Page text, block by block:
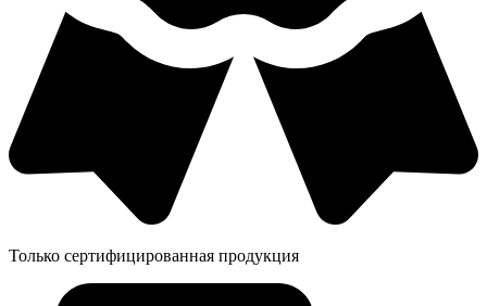
Только сертифицированная продукция